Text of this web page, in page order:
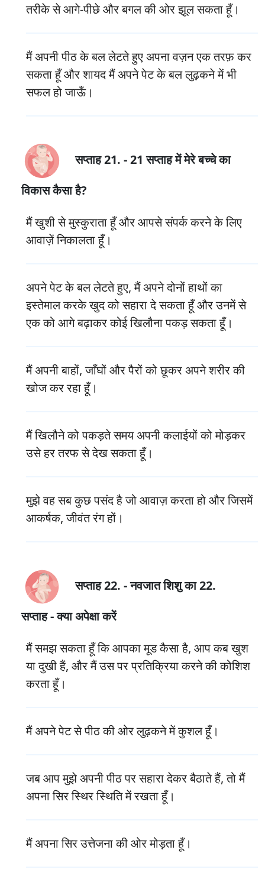
तरीके से आगे-पीछे और बगल की ओर झूल सकता हूँ।
मैं अपनी पीठ के बल लेटते हुए अपना वज़न एक तरफ़ कर
सकता हूँ और शायद मैं अपने पेट के बल लुढ़कने में भी
सफल हो जाऊँ।
सप्ताह 21. - 21 सप्ताह में मेरे बच्चे का
विकास कैसा है?
मैं खुशी से मुस्कुराता हूँ और आपसे संपर्क करने के लिए
आवाज़ें निकालता हूँ।
अपने पेट के बल लेटते हुए, मैं अपने दोनों हाथों का
इस्तेमाल करके खुद को सहारा दे सकता हूँ और उनमें से
एक को आगे बढ़ाकर कोई खिलौना पकड़ सकता हूँ।
मैं अपनी बाहों, जाँघों और पैरों को छूकर अपने शरीर की
खोज कर रहा हूँ।
मैं खिलौने को पकड़ते समय अपनी कलाईयों को मोड़कर
उसे हर तरफ से देख सकता हूँ।
मुझे वह सब कुछ पसंद है जो आवाज़ करता हो और जिसमें
आकर्षक, जीवंत रंग हों।
सप्ताह 22. - नवजात शिशु का 22.
सप्ताह - क्या अपेक्षा करें
मैं समझ सकता हूँ कि आपका मूड कैसा है, आप कब खुश
या दुखी हैं, और मैं उस पर प्रतिक्रिया करने की कोशिश
करता हूँ।
मैं अपने पेट से पीठ की ओर लुढ़कने में कुशल हूँ।
जब आप मुझे अपनी पीठ पर सहारा देकर बैठाते हैं, तो मैं
अपना सिर स्थिर स्थिति में रखता हूँ।
मैं अपना सिर उत्तेजना की ओर मोड़ता हूँ।